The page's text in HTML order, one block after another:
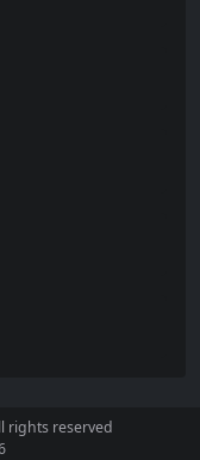
rights reserved